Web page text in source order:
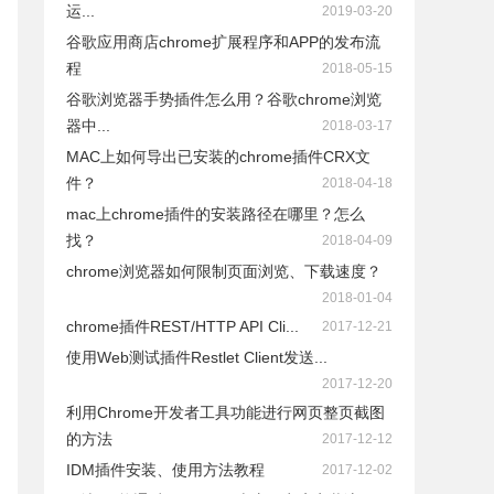
运... 2019-03-20
谷歌应用商店chrome扩展程序和APP的发布流
程
2018-05-15
谷歌浏览器手势插件怎么用？谷歌chrome浏览
器中...
2018-03-17
MAC上如何导出已安装的chrome插件CRX文
件？
2018-04-18
mac上chrome插件的安装路径在哪里？怎么
找？
2018-04-09
chrome浏览器如何限制页面浏览、下载速度？
2018-01-04
chrome插件REST/HTTP API Cli... 2017-12-21
使用Web测试插件Restlet Client发送...
2017-12-20
利用Chrome开发者工具功能进行网页整页截图
的方法
2017-12-12
IDM插件安装、使用方法教程 2017-12-02